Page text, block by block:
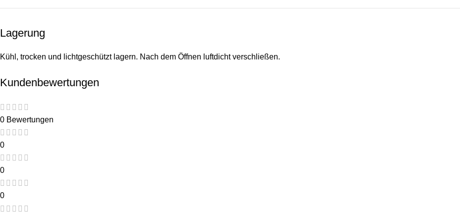
Lagerung
Kühl, trocken und lichtgeschützt lagern. Nach dem Öffnen luftdicht verschließen.
Kundenbewertungen
0 Bewertungen
0
0
0